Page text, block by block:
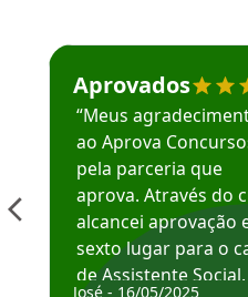
Estudante José
Aprovados
“Meus
ao Aprova
pela parceria que
aprova. Através do
alcancei aprovação
sexto lugar para o
de Assistente Social.
José - 16/05/2025